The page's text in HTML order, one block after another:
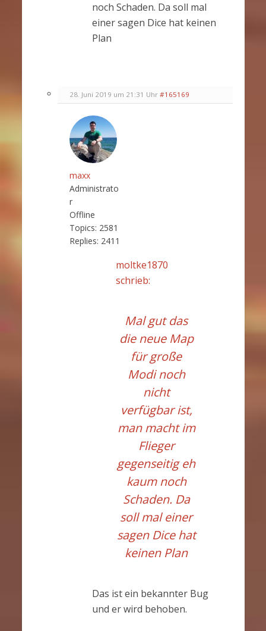
noch Schaden. Da soll mal
einer sagen Dice hat keinen
Plan
28. Juni 2019 um 21:31 Uhr #165169
maxx
Administrato
r
Offline
Topics: 2581
Replies: 2411
moltke1870
schrieb:
Mal gut das
die neue Map
für große
Modi noch
nicht
verfügbar ist,
man macht im
Flieger
gegenseitig eh
kaum noch
Schaden. Da
soll mal einer
sagen Dice hat
keinen Plan
Das ist ein bekannter Bug
und er wird behoben.